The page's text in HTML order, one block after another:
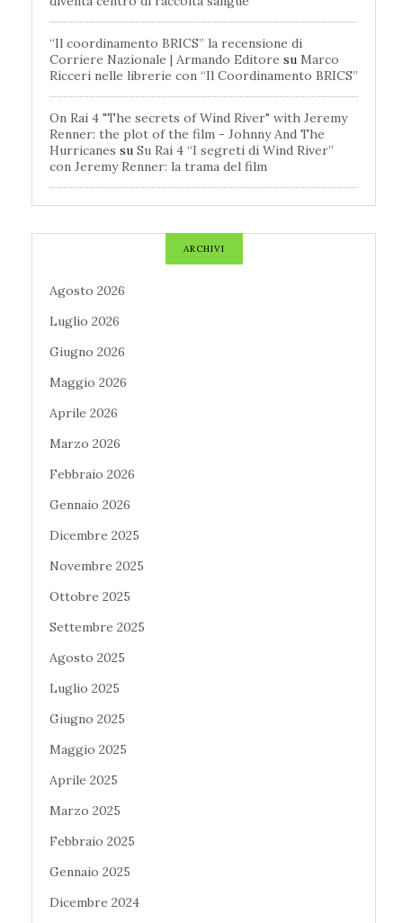
“Il coordinamento BRICS” la recensione di
Corriere Nazionale | Armando Editore su Marco
Ricceri nelle librerie con “Il Coordinamento BRICS”
On Rai 4 "The secrets of Wind River" with Jeremy
Renner: the plot of the film - Johnny And The
Hurricanes su Su Rai 4 “I segreti di Wind River”
con Jeremy Renner: la trama del film
ARCHIVI
Agosto 2026
Luglio 2026
Giugno 2026
Maggio 2026
Aprile 2026
Marzo 2026
Febbraio 2026
Gennaio 2026
Dicembre 2025
Novembre 2025
Ottobre 2025
Settembre 2025
Agosto 2025
Luglio 2025
Giugno 2025
Maggio 2025
Aprile 2025
Marzo 2025
Febbraio 2025
Gennaio 2025
Dicembre 2024